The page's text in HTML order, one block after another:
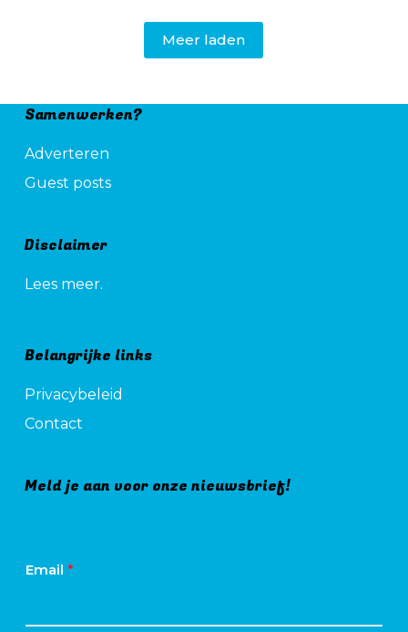
Meer laden
Samenwerken?
Adverteren
Guest posts
Disclaimer
Lees meer.
Belangrijke links
Privacybeleid
Contact
Meld je aan voor onze nieuwsbrief!
Email *